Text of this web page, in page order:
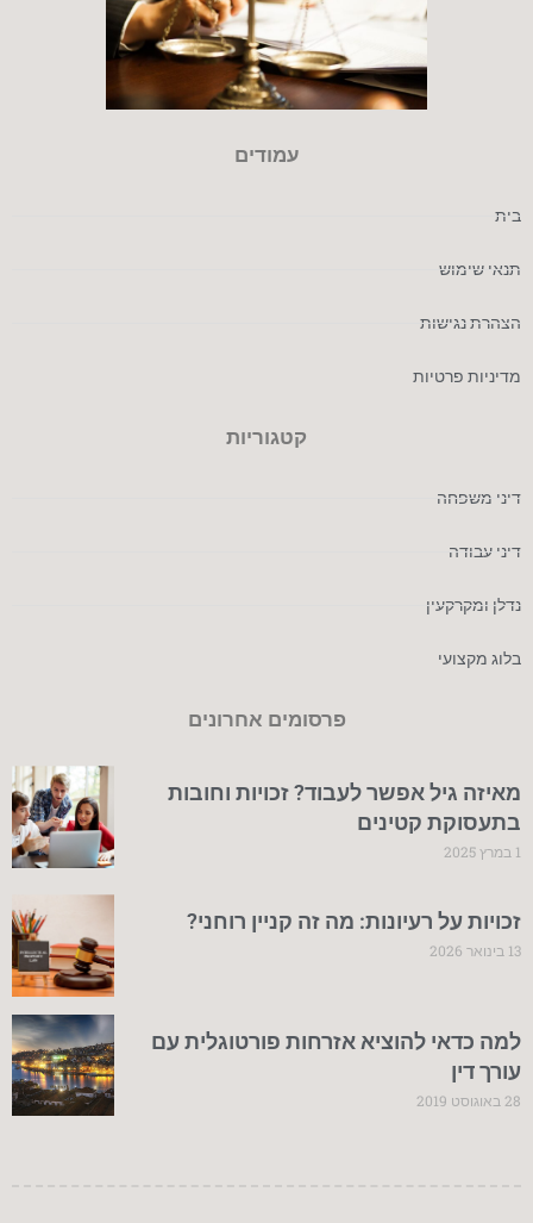
עמודים
בית
תנאי שימוש
הצהרת נגישות
מדיניות פרטיות
קטגוריות
דיני משפחה
דיני עבודה
נדלן ומקרקעין
בלוג מקצועי
פרסומים אחרונים
מאיזה גיל אפשר לעבוד? זכויות וחובות
בתעסוקת קטינים
1 במרץ 2025
זכויות על רעיונות: מה זה קניין רוחני?
13 בינואר 2026
למה כדאי להוציא אזרחות פורטוגלית עם
עורך דין
28 באוגוסט 2019